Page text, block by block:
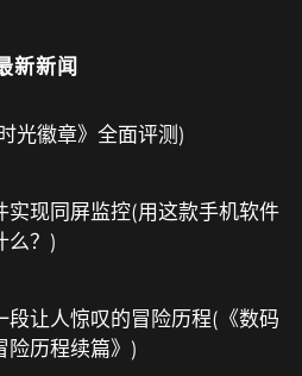
新新闻
光徽章》全面评测)
实现同屏监控(用这款手机软件
么？)
段让人惊叹的冒险历程(《数码
险历程续篇》)